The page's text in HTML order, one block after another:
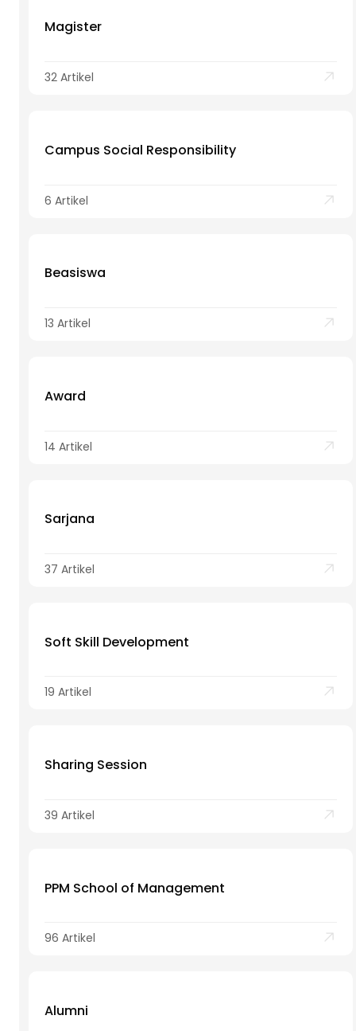
Magister
32 Artikel
Campus Social Responsibility
6 Artikel
Beasiswa
13 Artikel
Award
14 Artikel
Sarjana
37 Artikel
Soft Skill Development
19 Artikel
Sharing Session
39 Artikel
PPM School of Management
96 Artikel
Alumni